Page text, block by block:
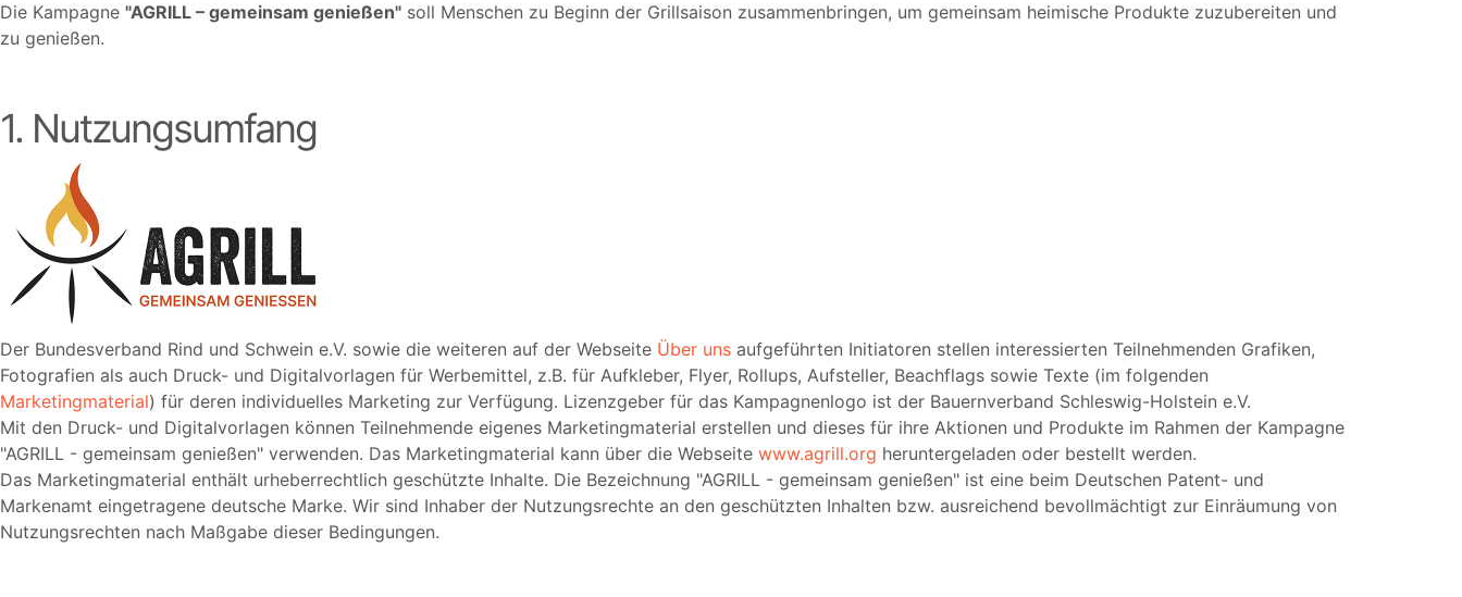
Die Kampagne AGRILL – gemeinsam genießen
soll Menschen zu Beginn der Grillsaison zusammenbringen, um gemeinsam heimische Produkte zuzubereiten und
zu genießen.
1. Nutzungsumfang
Der Bundesverband Rind und Schwein e.V. sowie die weiteren auf der Webseite Über uns aufgeführten Initiatoren stellen interessierten Teilnehmenden Grafiken,
Fotografien als auch Druck- und Digitalvorlagen für Werbemittel, z.B. für Aufkleber, Flyer, Rollups, Aufsteller, Beachflags sowie Texte (im folgenden
Marketingmaterial) für deren individuelles Marketing zur Verfügung. Lizenzgeber für das Kampagnenlogo ist der Bauernverband Schleswig-Holstein e.V.
Mit den Druck- und Digitalvorlagen können Teilnehmende eigenes Marketingmaterial erstellen und dieses für ihre Aktionen und Produkte im Rahmen der Kampagne
AGRILL - gemeinsam genießen verwenden. Das Marketingmaterial kann über die Webseite www.agrill.org heruntergeladen oder bestellt werden.
Das Marketingmaterial enthält urheberrechtlich geschützte Inhalte. Die Bezeichnung AGRILL - gemeinsam genießen
ist eine beim Deutschen Patent- und
Markenamt eingetragene deutsche Marke. Wir sind Inhaber der Nutzungsrechte an den geschützten Inhalten bzw. ausreichend bevollmächtigt zur Einräumung von
Nutzungsrechten nach Maßgabe dieser Bedingungen.